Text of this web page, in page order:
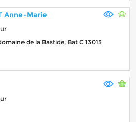
Anne-Marie
de la Bastide, Bat C 13013